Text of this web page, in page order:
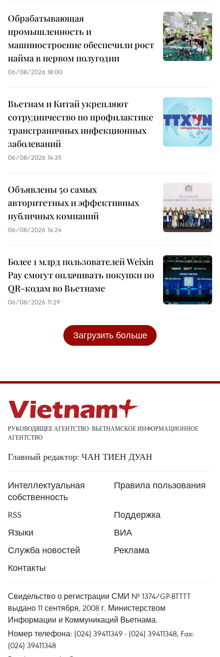
Обрабатывающая
промышленность и
машиностроение обеспечили рост
найма в первом полугодии
06/08/2026 18:00
Вьетнам и Китай укрепляют
сотрудничество по профилактике
трансграничных инфекционных
заболеваний
06/08/2026 14:35
Объявлены 50 самых
авторитетных и эффективных
публичных компаний
06/08/2026 14:24
Более 1 млрд пользователей Weixin
Pay смогут оплачивать покупки по
QR-кодам во Вьетнаме
06/08/2026 11:29
Загрузить больше
РУКОВОДЯЩЕЕ АГЕНТСТВО: ВЬЕТНАМСКОЕ ИНФОРМАЦИОННОЕ
АГЕНТСТВО
Главный редактор: ЧАН ТИЕН ДУАН
Интеллектуальная
собственность
Правила пользования
RSS
Поддержка
Языки
ВИА
Служба новостей
Реклама
Контакты
Свидельство о регистрации СМИ № 1374/GP-BTTTT
выдано 11 сентября, 2008 г. Министерством
Информации и Коммуникаций Вьетнама.
Номер телефона: (024) 39411349 - (024) 39411348, Fax:
(024) 39411348